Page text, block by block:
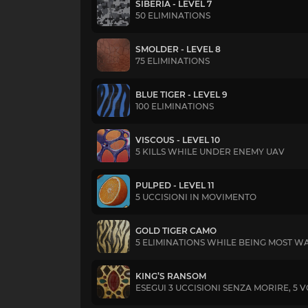
SIBERIA - LEVEL 7
50 ELIMINATIONS
SMOLDER - LEVEL 8
75 ELIMINATIONS
BLUE TIGER - LEVEL 9
100 ELIMINATIONS
VISCOUS - LEVEL 10
5 KILLS WHILE UNDER ENEMY UAV
PULPED - LEVEL 11
5 UCCISIONI IN MOVIMENTO
GOLD TIGER CAMO
5 ELIMINATIONS WHILE BEING MOST
KING’S RANSOM
ESEGUI 3 UCCISIONI SENZA MORIRE, 5